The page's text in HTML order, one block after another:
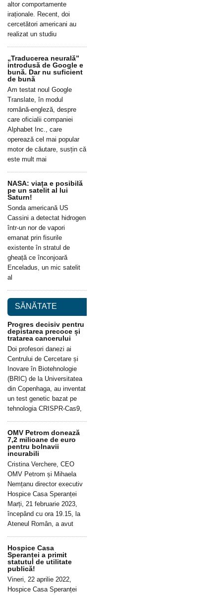
altor comportamente
iraționale. Recent, doi
cercetători americani au
realizat un studiu
„Traducerea neurală”
introdusă de Google e
bună. Dar nu suficient
de bună
Am testat noul Google
Translate, în modul
română-engleză, despre
care oficialii companiei
Alphabet Inc., care
operează cel mai popular
motor de căutare, susțin că
este mult mai
NASA: viața e posibilă
pe un satelit al lui
Saturn!
Sonda americană US
Cassini a detectat hidrogen
într-un nor de vapori
emanat prin fisurile
existente în stratul de
gheață ce înconjoară
Enceladus, un mic satelit
al
SĂNĂTATE
Progres decisiv pentru
depistarea precoce și
tratarea cancerului
Doi profesori danezi ai
Centrului de Cercetare și
Inovare în Biotehnologie
(BRIC) de la Universitatea
din Copenhaga, au inventat
un test genetic bazat pe
tehnologia CRISPR-Cas9,
OMV Petrom donează
7,2 milioane de euro
pentru bolnavii
incurabili
Cristina Verchere, CEO
OMV Petrom și Mihaela
Nemțanu director executiv
Hospice Casa Speranței
Marți, 21 februarie 2023,
începând cu ora 19.15, la
Ateneul Român, a avut
Hospice Casa
Speranței a primit
statutul de utilitate
publică!
Vineri, 22 aprilie 2022,
Hospice Casa Speranței